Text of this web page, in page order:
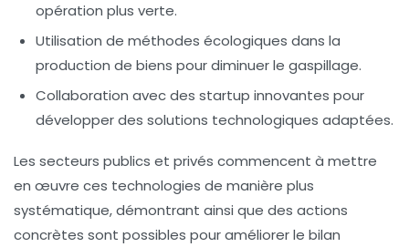
opération plus verte.
Utilisation de méthodes écologiques dans la
production de biens pour diminuer le gaspillage.
Collaboration avec des startup innovantes pour
développer des solutions technologiques adaptées.
Les secteurs publics et privés commencent à mettre
en œuvre ces technologies de manière plus
systématique, démontrant ainsi que des actions
concrètes sont possibles pour améliorer le bilan